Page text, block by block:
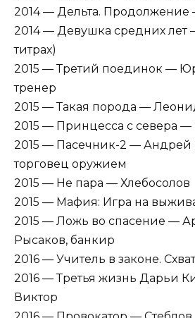
2014 — Дельта. Продолжение
2014 — Девушка средних лет
титрах)
2015 — Третий поединок —
тренер
2015 — Такая порода —
2015 — Принцесса с севера —
2015 — Пасечник-2 — Андрей
торговец оружием
2015 — Не пара — Хлебосолов
2015 — Мафия: Игра на
2015 — Ложь во спасение —
Рысаков, банкир
2016 — Учитель в законе.
2016 — Третья жизнь Дарьи
Виктор